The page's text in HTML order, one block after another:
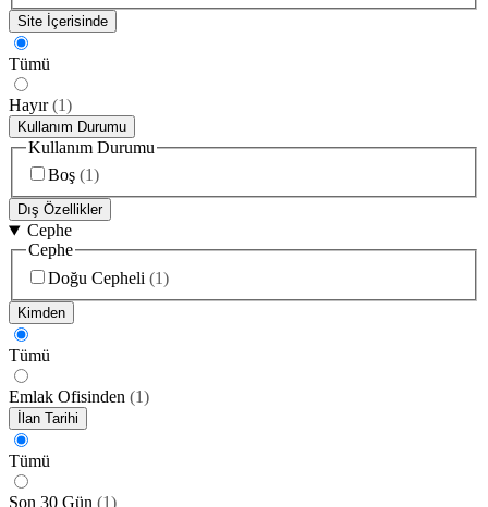
Site İçerisinde
Tümü
Hayır (1)
Kullanım Durumu
Kullanım Durumu
Boş (1)
Dış Özellikler
Cephe
Cephe
Doğu Cepheli (1)
Kimden
Tümü
Emlak Ofisinden (1)
İlan Tarihi
Tümü
Son 30 Gün (1)